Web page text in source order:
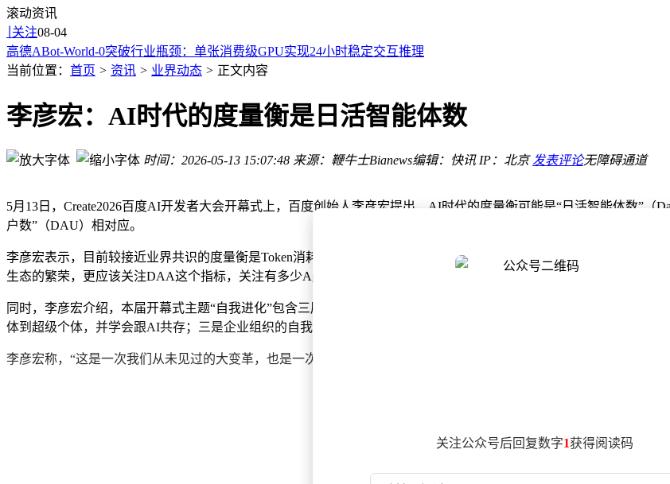
滚动资讯
注08-04
“逐焰云滇”地图上线！AI助力玩转火把节，查活动做攻略一键导航超便捷
谷歌战略调整：未上线AI Studio应用“夭折”，功能整合进Gemini主应用
高德ABot-World-0突破行业瓶颈：单张消费级GPU实现24小时稳定交互推理
第二十三届ChinaJoy落幕：43.89万人次观展 7.09亿消费彰显产业活力
开润股份回应合作传闻：与戴尔等IT客户合作，暂未与华为携手
华为Mate 90系列9月发布！首发韬定律麒麟芯片
当前位置： 首页 > 资讯 > 业界动态 > 正文内容
李彦宏：AI时代的度量衡是日活智能体数
时间：2026-05-13 15:07:48 来源：鞭牛士Bianews编辑：快讯 IP：北京 发表评论无障碍通道
5月13日，Create2026百度AI开发者大会开幕式上，百度创始人李彦宏提出，AI时代的度量衡可能是“日活智能体数”（
户数”（DAU）相对应。
李彦宏表示，目前较接近业界共识的度量衡是Token消耗，但Token不一定代表终局，它代表成本，并不代表收益；它
生态的繁荣，更应该关注DAA这个指标，关注有多少Agents在给人类干活，并交付结果。这比无谓的Token消耗，更接
同时，李彦宏介绍，本届开幕式主题“自我进化”包含三层涵义：一是智能体的自我进化，从被动响应到从环境中不断
体到超级个体，并学会跟AI共存；三是企业组织的自我进化，从人与人的分工协作，到人与智能体的混合编队，成为超
李彦宏称，“这是一次我们从未见过的大变革，也是一次我们从未有过的大机会。而机会靠行动兑现。没有行动，就没
关注公众号后回复数字1获得阅读码